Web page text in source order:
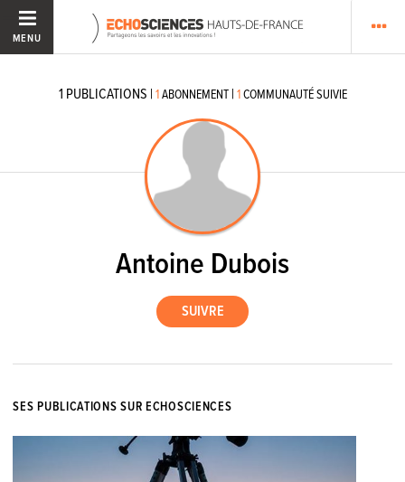
MENU
1 PUBLICATIONS | 1ABONNEMENT | 1COMMUNAUTÉ SUIVIE
Antoine Dubois
SES PUBLICATIONS SUR ECHOSCIENCES